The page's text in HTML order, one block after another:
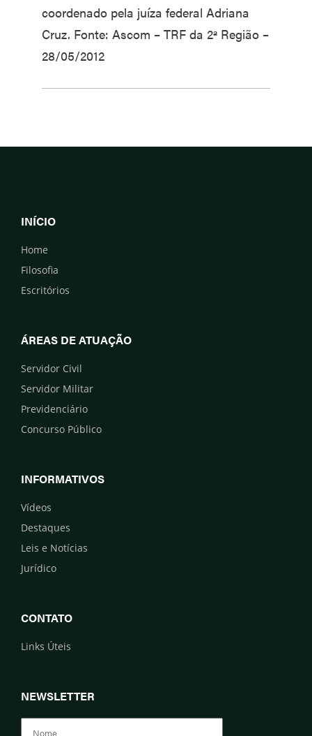
coordenado pela juíza federal Adriana
Cruz. Fonte: Ascom – TRF da 2ª Região –
28/05/2012
INÍCIO
Home
Filosofia
Escritórios
ÁREAS DE ATUAÇÃO
Servidor Civil
Servidor Militar
Previdenciário
Concurso Público
INFORMATIVOS
Vídeos
Destaques
Leis e Notícias
Jurídico
CONTATO
Links Úteis
NEWSLETTER